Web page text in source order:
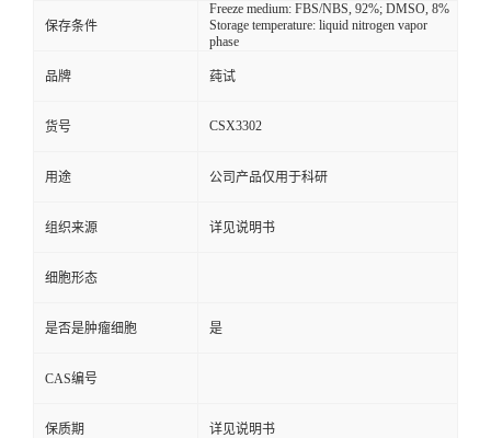
保存条件
Freeze medium: FBS/NBS, 92%; DMSO, 8%
Storage temperature: liquid nitrogen vapor
phase
品牌 莼试
货号 CSX3302
用途 公司产品仅用于科研
组织来源 详见说明书
细胞形态
是否是肿瘤细胞 是
CAS编号
保质期 详见说明书